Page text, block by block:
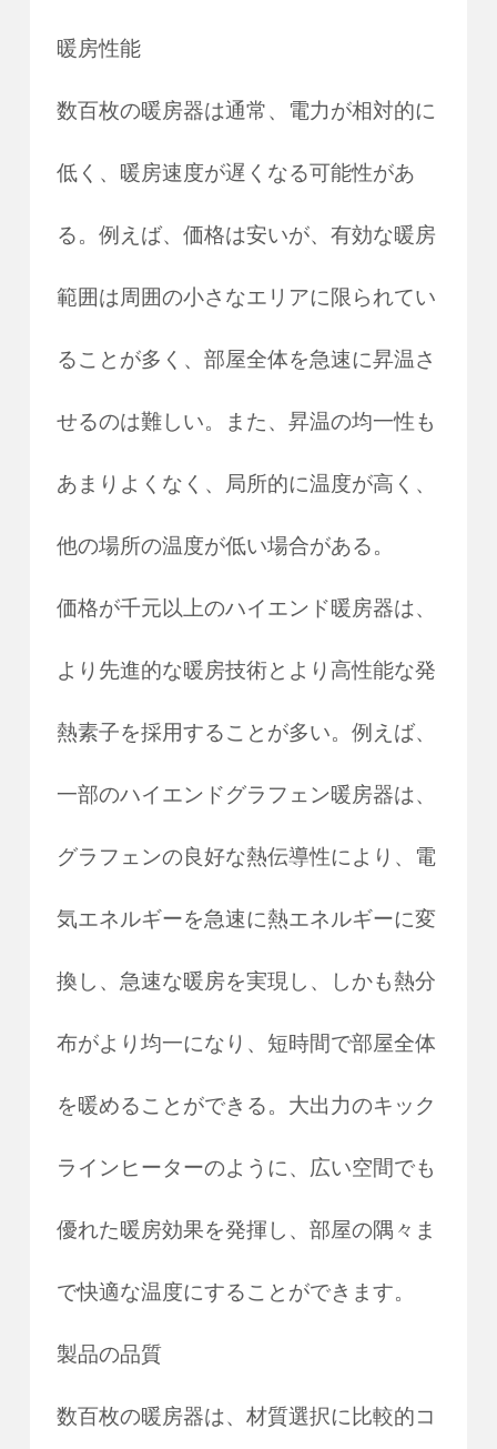
暖房性能
数百枚の暖房器は通常、電力が相対的に
低く、暖房速度が遅くなる可能性があ
る。例えば、価格は安いが、有効な暖房
範囲は周囲の小さなエリアに限られてい
ることが多く、部屋全体を急速に昇温さ
せるのは難しい。また、昇温の均一性も
あまりよくなく、局所的に温度が高く、
他の場所の温度が低い場合がある。
価格が千元以上のハイエンド暖房器は、
より先進的な暖房技術とより高性能な発
熱素子を採用することが多い。例えば、
一部のハイエンドグラフェン暖房器は、
グラフェンの良好な熱伝導性により、電
気エネルギーを急速に熱エネルギーに変
換し、急速な暖房を実現し、しかも熱分
布がより均一になり、短時間で部屋全体
を暖めることができる。大出力のキック
ラインヒーターのように、広い空間でも
優れた暖房効果を発揮し、部屋の隅々ま
で快適な温度にすることができます。
製品の品質
数百枚の暖房器は、材質選択に比較的コ